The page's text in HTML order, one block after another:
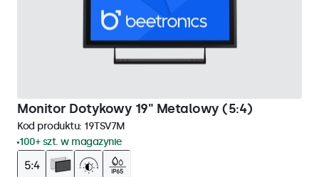
Monitor Dotykowy 19" Metalowy (5:4)
Kod produktu: 19TSV7M
100+ szt. w magazynie